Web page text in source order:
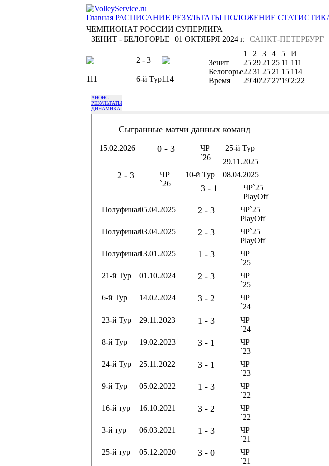
Главная РАСПИСАНИЕ РЕЗУЛЬТАТЫ ПОЛОЖЕНИЕ
ЧЕМПИОНАТ РОССИИ СУПЕРЛИГА
ЗЕНИТ - БЕЛОГОРЬЕ
САНКТ-ПЕТЕРБУРГ
01 ОКТЯБРЯ 2024 г.
2 - 3
111 6-й Тур114
1 2 3 4 5
И
Зенит
25 29 21 25 11 111
Белогорье22 31 25 21 15 114
Время
29'40'27'27'19'2:22
АНОНС
РЕЗУЛЬТАТЫ
ДИНАМИКА
Сыгранные матчи данных команд
15.02.2026 0 - 3
ЧР
`26
25-й Тур
29.11.2025
2 - 3
ЧР
`26
10-й Тур 08.04.2025
3 - 1
ЧР`25
PlayOff
Полуфинал05.04.2025 2 - 3
ЧР`25
PlayOff
Полуфинал03.04.2025 2 - 3
ЧР`25
PlayOff
Полуфинал13.01.2025 1 - 3
ЧР
`25
21-й Тур
01.10.2024 2 - 3
ЧР
`25
6-й Тур
14.02.2024 3 - 2
ЧР
`24
23-й Тур
29.11.2023 1 - 3
ЧР
`24
8-й Тур
19.02.2023 3 - 1
ЧР
`23
24-й Тур
25.11.2022 3 - 1
ЧР
`23
9-й Тур
05.02.2022 1 - 3
ЧР
`22
16-й тур
16.10.2021 3 - 2
ЧР
`22
3-й тур
06.03.2021 1 - 3
ЧР
`21
25-й тур
05.12.2020 3 - 0
ЧР
`21